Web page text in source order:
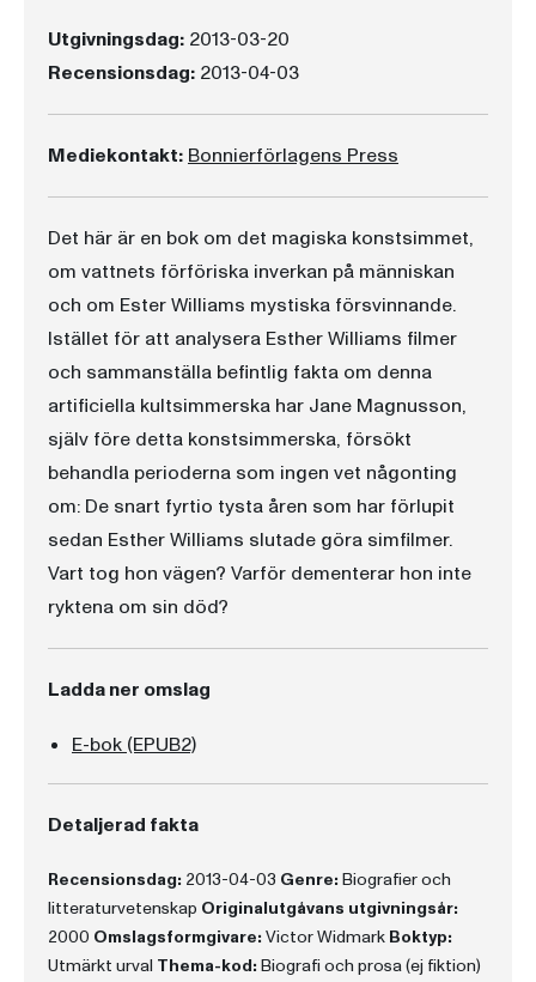
Utgivningsdag: 2013-03-20
Recensionsdag: 2013-04-03
Mediekontakt: Bonnierförlagens Press
Det här är en bok om det magiska konstsimmet,
om vattnets förföriska inverkan på människan
och om Ester Williams mystiska försvinnande.
Istället för att analysera Esther Williams filmer
och sammanställa befintlig fakta om denna
artificiella kultsimmerska har Jane Magnusson,
själv före detta konstsimmerska, försökt
behandla perioderna som ingen vet någonting
om: De snart fyrtio tysta åren som har förlupit
sedan Esther Williams slutade göra simfilmer.
Vart tog hon vägen? Varför dementerar hon inte
ryktena om sin död?
Ladda ner omslag
E-bok (EPUB2)
Detaljerad fakta
Recensionsdag: 2013-04-03 Genre: Biografier och
litteraturvetenskap Originalutgåvans utgivningsår:
2000 Omslagsformgivare: Victor Widmark Boktyp:
Utmärkt urval Thema-kod: Biografi och prosa (ej fiktion)